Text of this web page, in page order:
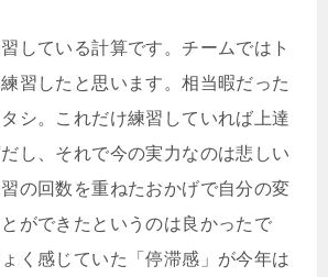
している計算です。チームではト
習したと思います。相当暇だった
シ。これだけ練習していれば上達
し、それで今の実力なのは悲しい
の回数を重ねたおかげで自分の変
ができたというのは良かったで
く感じていた「停滞感」が今年は